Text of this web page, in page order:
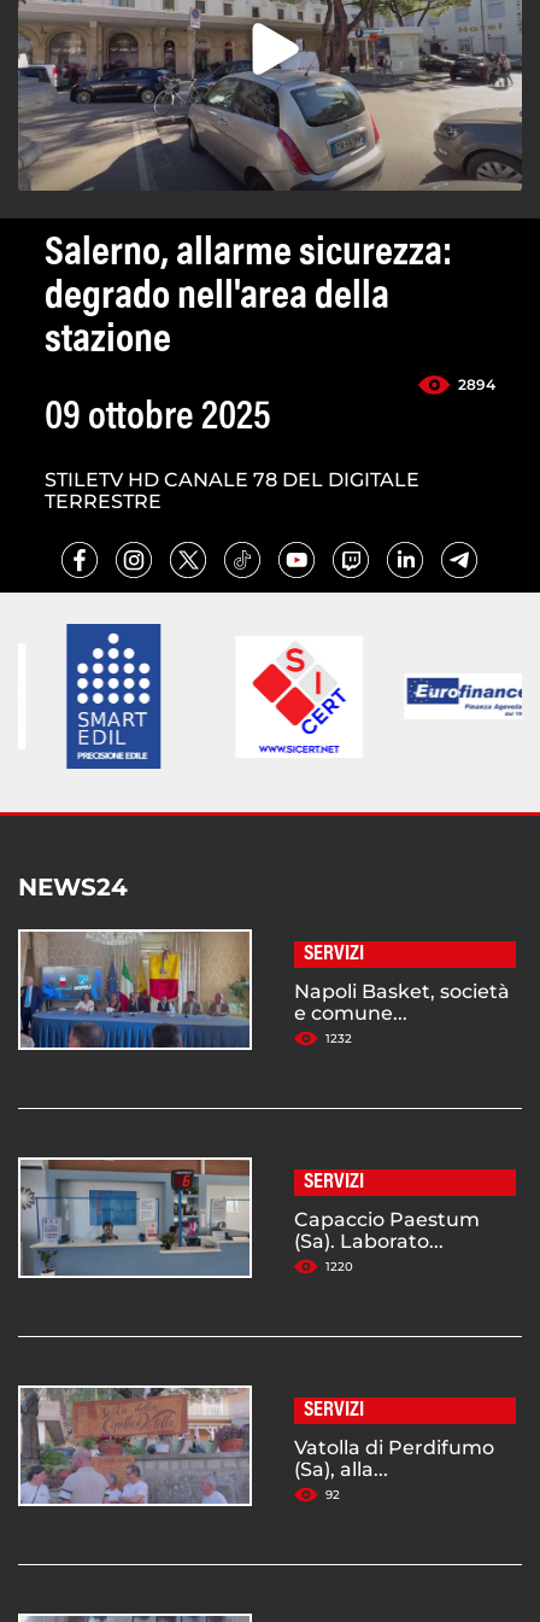
Salerno, allarme sicurezza:
degrado nell'area della
stazione
2894
09 ottobre 2025
STILETV HD CANALE 78 DEL DIGITALE
TERRESTRE
NEWS24
SERVIZI
Napoli Basket, società
e comune...
1232
SERVIZI
Capaccio Paestum
(Sa). Laborato...
1220
SERVIZI
Vatolla di Perdifumo
(Sa), alla...
92